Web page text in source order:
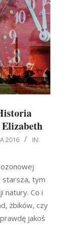
2016
IN:
starsza, tym
natury. Co i
żbików, czy
jakoś